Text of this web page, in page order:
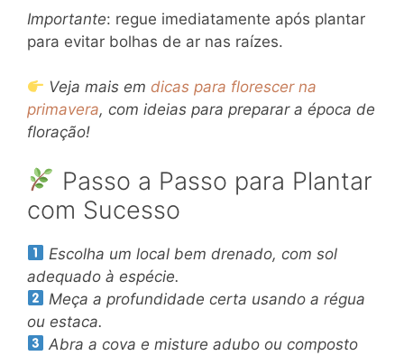
Importante: regue imediatamente após plantar
para evitar bolhas de ar nas raízes.
Veja mais emdicas para florescer na
primavera, com ideias para preparar a época de
floração!
Passo a Passo para Plantar
com Sucesso
Escolha um local bem drenado, com sol
adequado à espécie.
Meça a profundidade certa usando a régua
ou estaca.
Abra a cova e misture adubo ou composto